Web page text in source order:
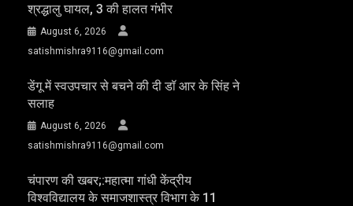
श्रद्धालु घायल, 3 की हालत गंभीर
August 6, 2026
satishmishra9116@gmail.com
डेंगू में स्वउपचार से बचने की दी डॉ आर के सिंह ने
सलाह
August 6, 2026
satishmishra9116@gmail.com
चंपारण की खबर;:महात्मा गांधी केंद्रीय
विश्वविद्यालय के समाजशास्त्र विभाग के 11